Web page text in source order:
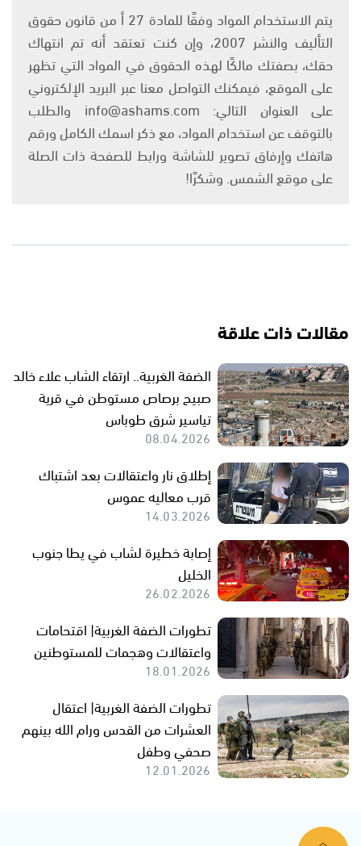
يتم الاستخدام المواد وفقًا للمادة 27 أ من قانون حقوق
التأليف والنشر 2007، وإن كنت تعتقد أنه تم انتهاك
حقك، بصفتك مالكًا لهذه الحقوق في المواد التي تظهر
على الموقع، فيمكنك التواصل معنا عبر البريد الإلكتروني
على العنوان التالي: info@ashams.com والطلب
بالتوقف عن استخدام المواد، مع ذكر اسمك الكامل ورقم
هاتفك وإرفاق تصوير للشاشة ورابط للصفحة ذات الصلة
على موقع الشمس. وشكرًا!
مقالات ذات علاقة
الضفة الغربية.. ارتقاء الشاب علاء خالد
صبيح برصاص مستوطن في قرية
تياسير شرق طوباس
08.04.2026
إطلاق نار واعتقالات بعد اشتباك
قرب معاليه عموس
14.03.2026
إصابة خطيرة لشاب في يطا جنوب
الخليل
26.02.2026
تطورات الضفة الغربية| اقتحامات
واعتقالات وهجمات للمستوطنين
18.01.2026
تطورات الضفة الغربية| اعتقال
العشرات من القدس ورام الله بينهم
صحفي وطفل
12.01.2026